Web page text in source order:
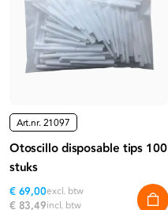
Art.nr.21097
Otoscillo disposable tips 100
stuks
€ 69,00excl. btw
€ 83,49incl. btw